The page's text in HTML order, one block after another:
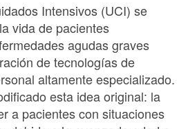
Intensivos (UCI) se
vida de pacientes
agudas graves
de tecnologías de
altamente especializado.
esta idea original: la
a pacientes con situaciones